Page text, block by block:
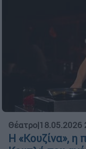
Θέατρο|18.05.2026
Η «Κουζίνα», η